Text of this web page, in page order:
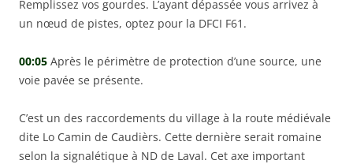
Remplissez vos gourdes. L’ayant dépassée vous arrivez à
un nœud de pistes, optez pour la DFCI F61.
00:05 Après le périmètre de protection d’une source, une
voie pavée se présente.
C’est un des raccordements du village à la route médiévale
dite Lo Camin de Caudièrs. Cette dernière serait romaine
selon la signalétique à ND de Laval. Cet axe important